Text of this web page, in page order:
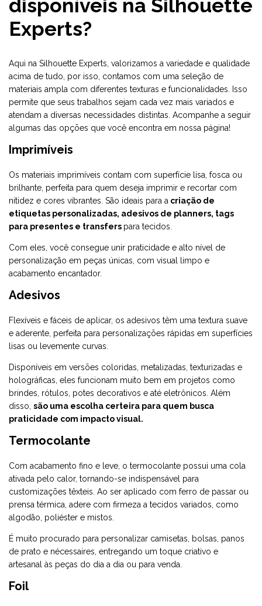
disponíveis na Silhouette
Experts?
Aqui na Silhouette Experts, valorizamos a variedade e qualidade
acima de tudo, por isso, contamos com uma seleção de
materiais ampla com diferentes texturas e funcionalidades. Isso
permite que seus trabalhos sejam cada vez mais variados e
atendam a diversas necessidades distintas. Acompanhe a seguir
algumas das opções que você encontra em nossa página!
Imprimíveis
Os materiais imprimíveis contam com superfície lisa, fosca ou
brilhante, perfeita para quem deseja imprimir e recortar com
nitidez e cores vibrantes. São ideais para a criação de
etiquetas personalizadas, adesivos de planners, tags
para presentes e transfers para tecidos.
Com eles, você consegue unir praticidade e alto nível de
personalização em peças únicas, com visual limpo e
acabamento encantador.
Adesivos
Flexíveis e fáceis de aplicar, os adesivos têm uma textura suave
e aderente, perfeita para personalizações rápidas em superfícies
lisas ou levemente curvas.
Disponíveis em versões coloridas, metalizadas, texturizadas e
holográficas, eles funcionam muito bem em projetos como
brindes, rótulos, potes decorativos e até eletrônicos. Além
disso, são uma escolha certeira para quem busca
praticidade com impacto visual.
Termocolante
Com acabamento fino e leve, o termocolante possui uma cola
ativada pelo calor, tornando-se indispensável para
customizações têxteis. Ao ser aplicado com ferro de passar ou
prensa térmica, adere com firmeza a tecidos variados, como
algodão, poliéster e mistos.
É muito procurado para personalizar camisetas, bolsas, panos
de prato e nécessaires, entregando um toque criativo e
artesanal às peças do dia a dia ou para venda.
Foil